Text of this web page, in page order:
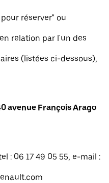
réserver" ou
relation par l'un des
(listées ci-dessous),
avenue François Arago
: 06 17 49 05 55, e-mail :